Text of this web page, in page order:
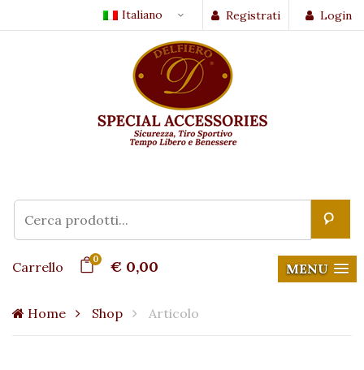
Login
Registrati
Italiano
Carrello 0 € 0,00 MENU
Home Shop Articolo